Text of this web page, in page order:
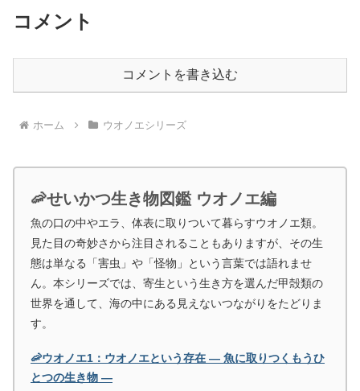
コメント
コメントを書き込む
ホーム ウオノエシリーズ
🦐せいかつ生き物図鑑 ウオノエ編
魚の口の中やエラ、体表に取りついて暮らすウオノエ類。
見た目の奇妙さから注目されることもありますが、その生
態は単なる「害虫」や「怪物」という言葉では語れませ
ん。本シリーズでは、寄生という生き方を選んだ甲殻類の
世界を通して、海の中にある見えないつながりをたどりま
す。
🦐ウオノエ1：ウオノエという存在 ― 魚に取りつくもうひ
とつの生き物 ―